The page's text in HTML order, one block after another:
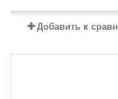
Добавить к